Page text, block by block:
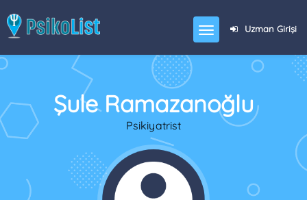
Uzman Girişi
Şule Ramazanoğlu
Psikiyatrist